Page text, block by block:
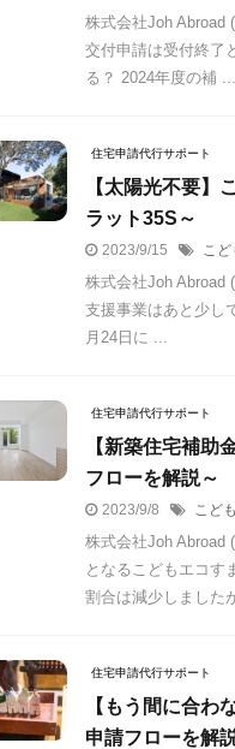
株式会社Joh
交付申請は受付終了
る？ 2024年度の補 ...
住宅申請代行サポート
【太陽光不要】
ラット35S～
2023/9/15 こ
株式会社Joh
支援事業はあと少し
月24日に ...
住宅申請代行サポート
【新築住宅補助
フローを解説～
2023/9/8 こど
株式会社Joh Abroad
となるこどもエコす
割合は減少しました
住宅申請代行サポート
【もう間に合わ
申請フローを解